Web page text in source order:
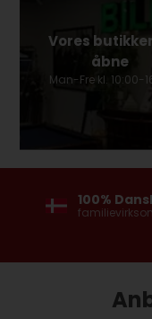
Vores
åbne
Man-Fre kl. 10:00-
100% Dansk-ejet
familievirksomhed